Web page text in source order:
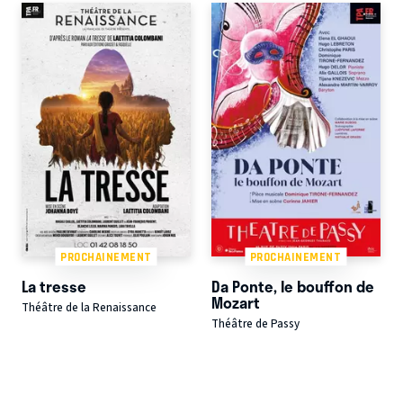
PROCHAINEMENT
La tresse
Théâtre de la Renaissance
PROCHAINEMENT
Da Ponte, le bouffon de
Mozart
Théâtre de Passy